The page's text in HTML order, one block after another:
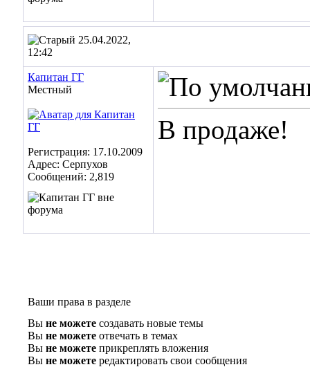
25.04.2022,
12:42
Капитан ГГ
Местный
Регистрация: 17.10.2009
Адрес: Серпухов
Сообщений: 2,819
В продаже!
Ваши права в разделе
Вы не можете создавать новые темы
Вы не можете отвечать в темах
Вы не можете прикреплять вложения
Вы не можете редактировать свои сообщения